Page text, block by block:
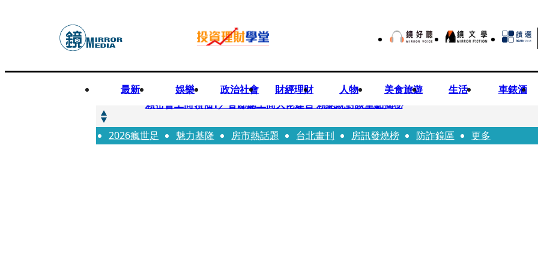
最新 娛樂 政治社會 財經理財 人物 美食旅遊 生活 車錶酒
快訊
賴密會工商領袖1／官邸聽工商大佬建言 賴總統對談重點揭秘
快訊
台中女師遭特教生刺傷右眼恐失明 工會籲檢討校安破口：老師不是肉身盾牌
2026瘋世足 魅力基隆 房市熱話題 台北畫刊 房訊發燒榜 防詐鏡區 更多